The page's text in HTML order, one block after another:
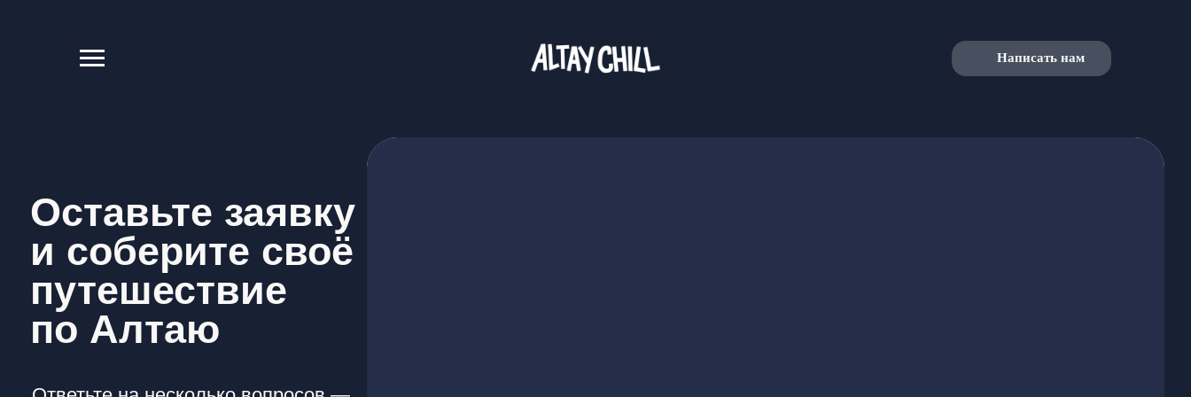
Написать нам
Оставьте заявку
и соберите своё
путешествие
по Алтаю
проживания и ориентир по бюджету